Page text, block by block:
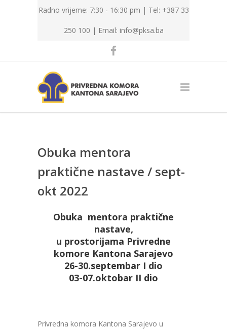
Radno vrijeme: 7:30 - 16:30 pm | Tel: +387 33
250 100 | Email: info@pksa.ba
Obuka mentora
praktične nastave / sept-
okt 2022
Obuka mentora praktične
nastave,
u prostorijama Privredne
komore Kantona Sarajevo
26-30.septembar I dio
03-07.oktobar II dio
Privredna komora Kantona Sarajevo u